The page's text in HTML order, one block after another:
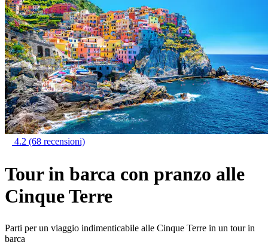
4.2 (68 recensioni)
Tour in barca con pranzo alle
Cinque Terre
Parti per un viaggio indimenticabile alle Cinque Terre in un tour in
barca